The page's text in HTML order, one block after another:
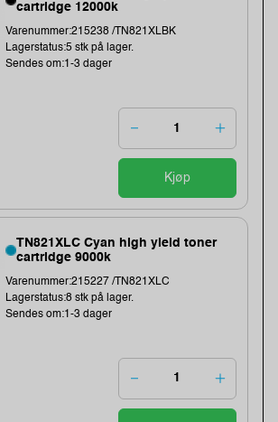
cartridge 12000k
Varenummer:215238 /TN821XLBK
Lagerstatus:5 stk på lager.
Sendes om:1-3 dager
Kjøp
TN821XLC Cyan high yield toner
cartridge 9000k
Varenummer:215227 /TN821XLC
Lagerstatus:8 stk på lager.
Sendes om:1-3 dager